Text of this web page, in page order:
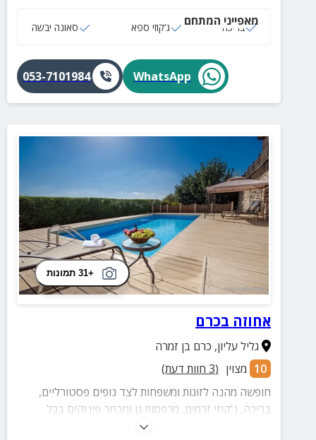
מאפייני המתחם
בריכה ג‘קוזי ספא סאונה יבשה
WhatsApp
053-7101984
+31 תמונות
אחוזה בכרם
גליל עליון, כרם בן זמרה
10 מצוין (
3 חוות דעת)
חופשה מהנה לזוגות ומשפחות לצד נופים פסטורליים,
בריכה, ג'קוזי זרמים, מרפסות גן ומבחר פינוקים בכל